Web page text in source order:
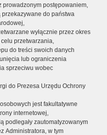
prowadzonym postępowaniem,
do państwa
wyłącznie przez okres
przetwarzania,
do treści swoich danych
lub ograniczenia
sprzeciwu wobec
do Prezesa Urzędu Ochrony
jest fakultatywne
internetowej,
podlegały zautomatyzowanym
Administratora, w tym